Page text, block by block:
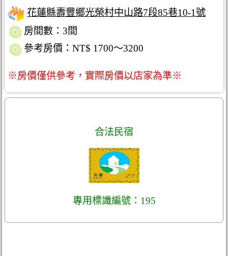
花蓮縣壽豐鄉光榮村中山路7段85巷10-1號
房間數：3間
參考房價：NT$ 1700～3200
※房價僅供參考，實際房價以店家為準※
合法民宿
專用標識編號：195